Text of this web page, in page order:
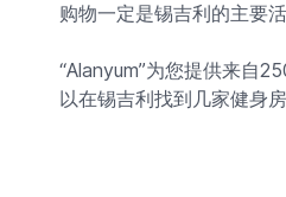
购物一定是锡吉利的主要
“Alanyum”为您提供来自
以在锡吉利找到几家健身